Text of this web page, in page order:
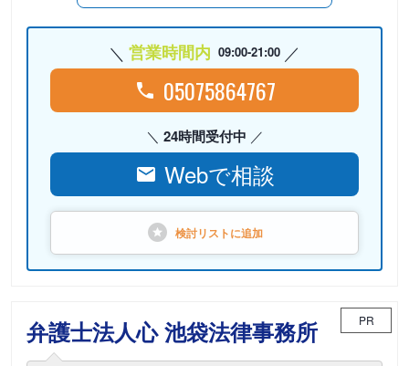
営業時間内 09:00-21:00
05075864767
24時間受付中
Webで相談
検討リストに追加
弁護士法人心 池袋法律事務所 PR